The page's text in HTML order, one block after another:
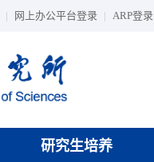
| 网上办公平台登录 | ARP登录
研究生培养